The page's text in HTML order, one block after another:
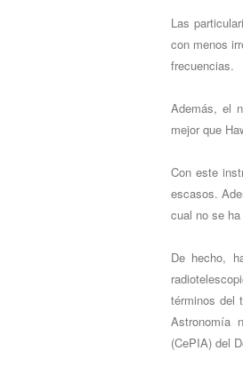
Las
con menos
frecuencias.
Además, el
mejor que
Con este
escasos.
cual no se
De hecho,
términos del
Astronomía
(CePIA) del